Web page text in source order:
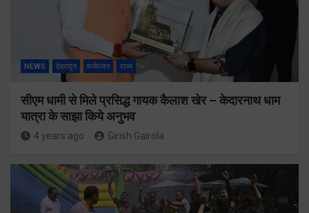
NEWS देहरादून मनोरंजन राज्य
सीएम धामी से मिले प्रसिद्ध गायक कैलाश खेर – केदारनाथ धाम
यात्रा के साझा किये अनुभव
4 years ago Girish Gairola